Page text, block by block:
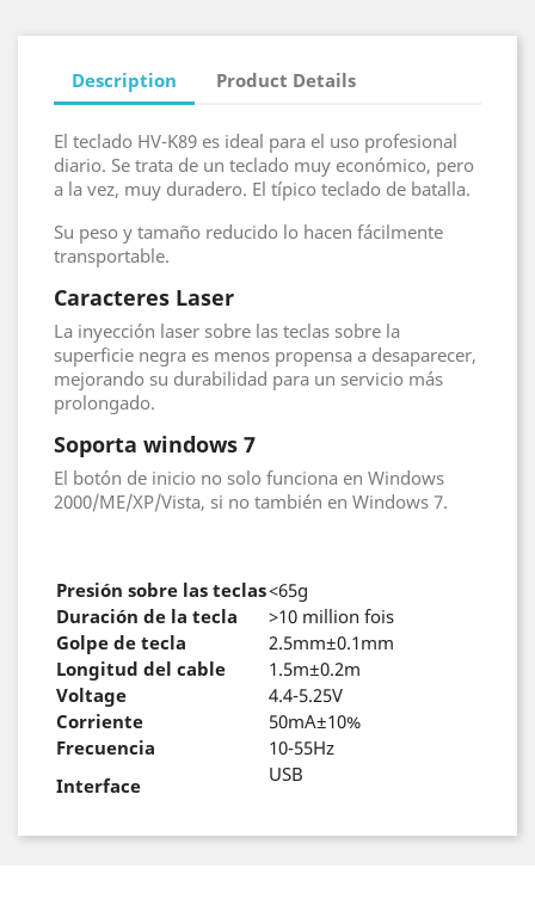
Description Product Details
El teclado HV-K89 es ideal para el uso profesional
diario. Se trata de un teclado muy económico, pero
a la vez, muy duradero. El típico teclado de batalla.
Su peso y tamaño reducido lo hacen fácilmente
transportable.
Caracteres Laser
La inyección laser sobre las teclas sobre la
superficie negra es menos propensa a desaparecer,
mejorando su durabilidad para un servicio más
prolongado.
Soporta windows 7
El botón de inicio no solo funciona en Windows
2000/ME/XP/Vista, si no también en Windows 7.
Presión sobre las teclas<65g
Duración de la tecla
>10 million fois
Golpe de tecla
2.5mm±0.1mm
Longitud del cable
1.5m±0.2m
Voltage
4.4-5.25V
Corriente
50mA±10%
Frecuencia
10-55Hz
Interface
USB